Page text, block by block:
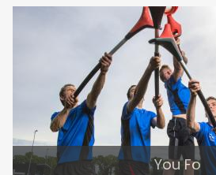
You Fo